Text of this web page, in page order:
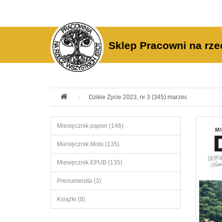
Sklep Pracowni na
Dzikie Życie 2023, nr 3 (345) marzec
Miesięcznik papier (146)
Miesięcznik Mobi (135)
Miesięcznik EPUB (135)
Prenumerata (3)
Książki (8)